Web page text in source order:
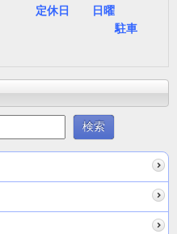
日曜
車